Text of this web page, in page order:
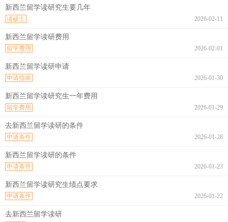
新西兰留学读研究生要几年
2026-02-11
读硕士
新西兰留学读研费用
2026-02-01
留学费用
新西兰留学读研申请
2026-01-30
申请指南
新西兰留学读研究生一年费用
2026-01-29
留学费用
去新西兰留学读研的条件
2026-01-28
申请条件
新西兰留学读研的条件
2026-01-23
申请条件
新西兰留学读研究生绩点要求
2026-01-22
申请条件
去新西兰留学读研